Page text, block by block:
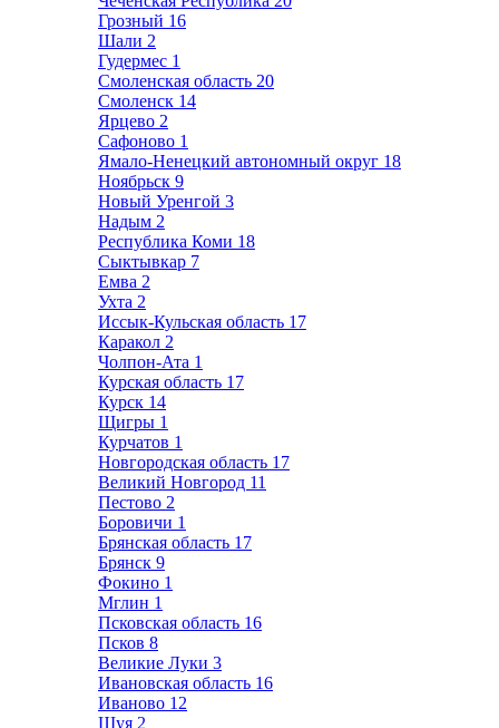
Грозный 16
Шали 2
Гудермес 1
Смоленская область 20
Смоленск 14
Ярцево 2
Сафоново 1
Ямало-Ненецкий автономный округ 18
Ноябрьск 9
Новый Уренгой 3
Надым 2
Республика Коми 18
Сыктывкар 7
Емва 2
Ухта 2
Иссык-Кульская область 17
Каракол 2
Чолпон-Ата 1
Курская область 17
Курск 14
Щигры 1
Курчатов 1
Новгородская область 17
Великий Новгород 11
Пестово 2
Боровичи 1
Брянская область 17
Брянск 9
Фокино 1
Мглин 1
Псковская область 16
Псков 8
Великие Луки 3
Ивановская область 16
Иваново 12
Шуя 2